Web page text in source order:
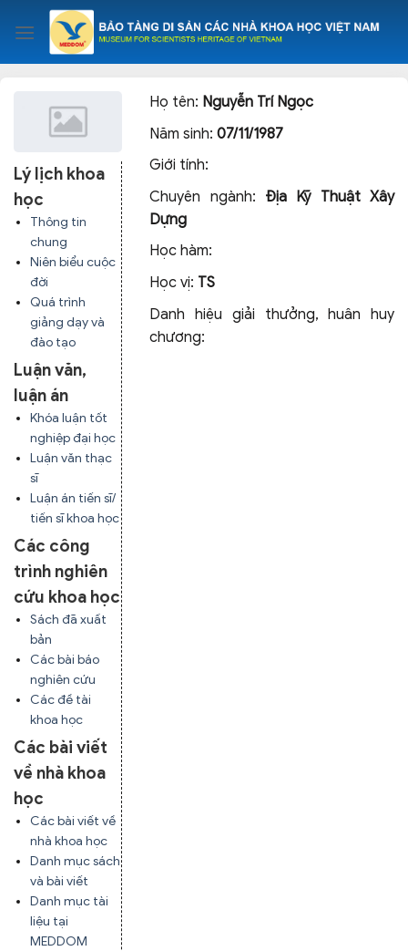
content
Lý lịch khoa
học
Thông tin
chung
Niên biểu cuộc
đời
Quá trình
giảng dạy và
đào tạo
Luận văn,
luận án
Khóa luận tốt
nghiệp đại học
Luận văn thạc
sĩ
Luận án tiến sĩ/
tiến sĩ khoa học
Các công
trình nghiên
cứu khoa học
Sách đã xuất
bản
Các bài báo
nghiên cứu
Các đề tài
khoa học
Các bài viết
về nhà khoa
học
Các bài viết về
nhà khoa học
Danh mục sách
và bài viết
Danh mục tài
liệu tại
MEDDOM
Họ tên: Nguyễn Trí Ngọc
Năm sinh:07/11/1987
Giới tính:
Chuyên ngành: Địa Kỹ Thuật Xây
Dựng
Học hàm:
Học vị: TS
Danh hiệu giải thưởng, huân huy
chương: